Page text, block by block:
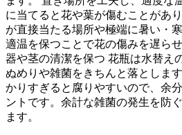
に当てると花や葉が傷むことがあ
が直接当たる場所や極端に暑い・
適温を保つことで花の傷みを遅ら
器や茎の清潔を保つ 花瓶は水替え
ぬめりや雑菌をきちんと落としま
かりすぎると腐りやすいので、余
ントです。余計な雑菌の発生を防
ます。